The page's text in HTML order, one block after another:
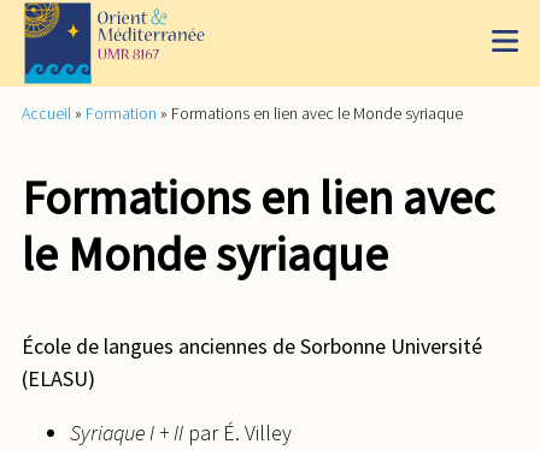
Accueil » Formation » Formations en lien avec le Monde syriaque
Formations en lien avec
le Monde syriaque
École de langues anciennes de Sorbonne Université
(ELASU)
Syriaque I + II par É. Villey